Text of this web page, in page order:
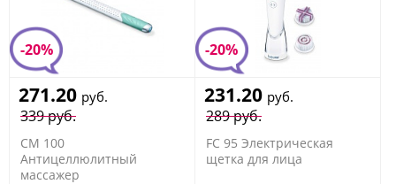
-20%
339 руб.
271.20 руб.
CM 100
Антицеллюлитный
массажер
-20%
289 руб.
231.20 руб.
FC 95 Электрическая
щетка для лица